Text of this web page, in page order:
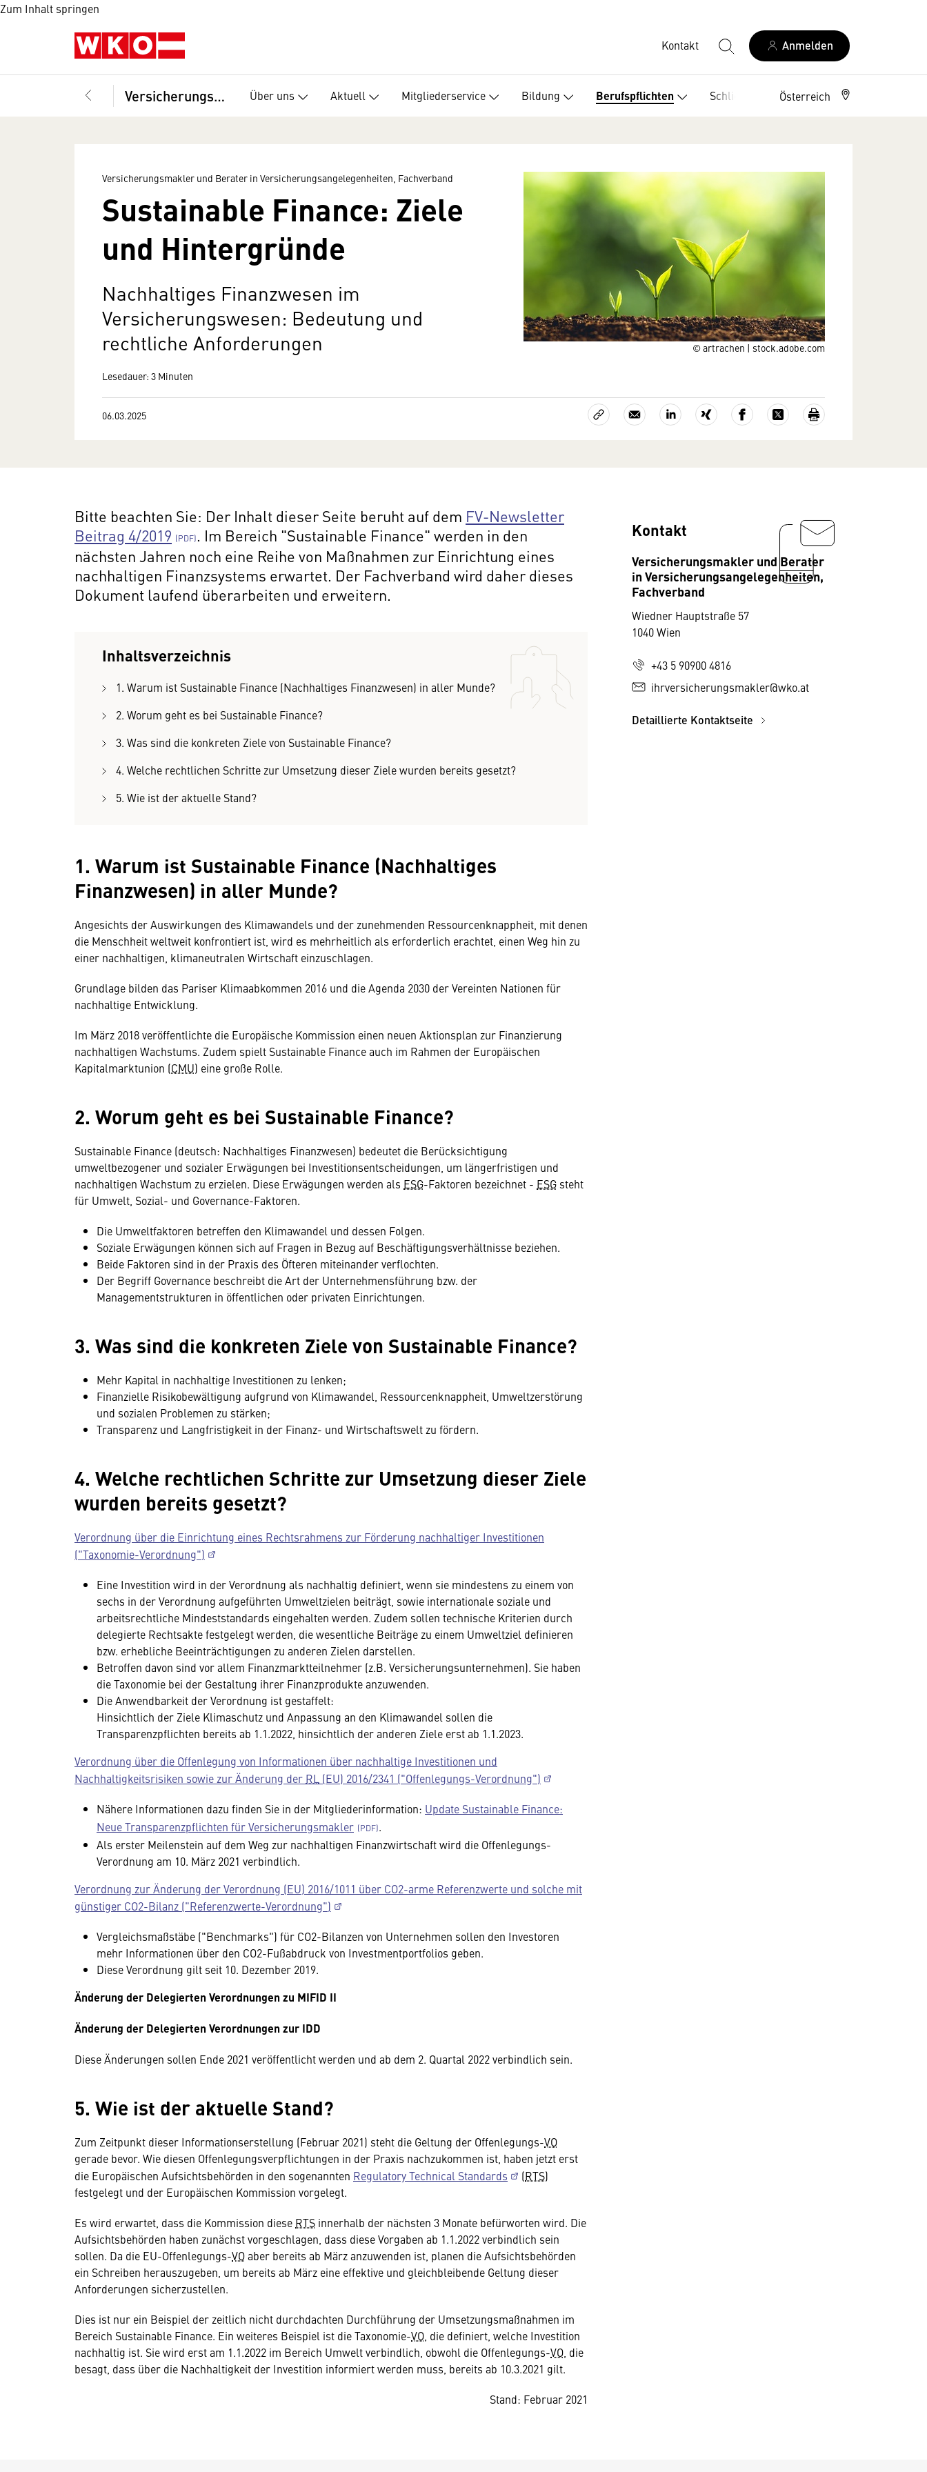
Zum Inhalt springen
Kontakt Anmelden
Versicherungsmakler und Berater in Versicherungsangelegenheiten, Fachverband Über uns Aktuell Mitgliederservice Bildung Berufspflichten SchlichtungsstellenÖsterreich
© artrachen | stock.adobe.com
Versicherungsmakler und Berater in Versicherungsangelegenheiten, Fachverband
Sustainable Finance: Ziele
und Hintergründe
Nachhaltiges Finanzwesen im
Versicherungswesen: Bedeutung und
rechtliche Anforderungen
Lesedauer: 3 Minuten
06.03.2025
Bitte beachten Sie: Der Inhalt dieser Seite beruht auf dem FV-Newsletter
Beitrag 4/2019
. Im Bereich "Sustainable Finance" werden in den
nächsten Jahren noch eine Reihe von Maßnahmen zur Einrichtung eines
nachhaltigen Finanzsystems erwartet. Der Fachverband wird daher dieses
Dokument laufend überarbeiten und erweitern.
Inhaltsverzeichnis
1. Warum ist Sustainable Finance (Nachhaltiges Finanzwesen) in aller Munde?
2. Worum geht es bei Sustainable Finance?
3. Was sind die konkreten Ziele von Sustainable Finance?
4. Welche rechtlichen Schritte zur Umsetzung dieser Ziele wurden bereits gesetzt?
5. Wie ist der aktuelle Stand?
1. Warum ist Sustainable Finance (Nachhaltiges
Finanzwesen) in aller Munde?
Angesichts der Auswirkungen des Klimawandels und der zunehmenden Ressourcenknappheit, mit denen
die Menschheit weltweit konfrontiert ist, wird es mehrheitlich als erforderlich erachtet, einen Weg hin zu
einer nachhaltigen, klimaneutralen Wirtschaft einzuschlagen.
Grundlage bilden das Pariser Klimaabkommen 2016 und die Agenda 2030 der Vereinten Nationen für
nachhaltige Entwicklung.
Im März 2018 veröffentlichte die Europäische Kommission einen neuen Aktionsplan zur Finanzierung
nachhaltigen Wachstums. Zudem spielt Sustainable Finance auch im Rahmen der Europäischen
Kapitalmarktunion (CMU) eine große Rolle.
2. Worum geht es bei Sustainable Finance?
Sustainable Finance (deutsch: Nachhaltiges Finanzwesen) bedeutet die Berücksichtigung
umweltbezogener und sozialer Erwägungen bei Investitionsentscheidungen, um längerfristigen und
nachhaltigen Wachstum zu erzielen. Diese Erwägungen werden als ESG-Faktoren bezeichnet - ESG steht
für Umwelt, Sozial- und Governance-Faktoren.
Die Umweltfaktoren betreffen den Klimawandel und dessen Folgen.
Soziale Erwägungen können sich auf Fragen in Bezug auf Beschäftigungsverhältnisse beziehen.
Beide Faktoren sind in der Praxis des Öfteren miteinander verflochten.
Der Begriff Governance beschreibt die Art der Unternehmensführung bzw. der
Managementstrukturen in öffentlichen oder privaten Einrichtungen.
3. Was sind die konkreten Ziele von Sustainable Finance?
Mehr Kapital in nachhaltige Investitionen zu lenken;
Finanzielle Risikobewältigung aufgrund von Klimawandel, Ressourcenknappheit, Umweltzerstörung
und sozialen Problemen zu stärken;
Transparenz und Langfristigkeit in der Finanz- und Wirtschaftswelt zu fördern.
4. Welche rechtlichen Schritte zur Umsetzung dieser Ziele
wurden bereits gesetzt?
Verordnung über die Einrichtung eines Rechtsrahmens zur Förderung nachhaltiger Investitionen
("Taxonomie-Verordnung")
Eine Investition wird in der Verordnung als nachhaltig definiert, wenn sie mindestens zu einem von
sechs in der Verordnung aufgeführten Umweltzielen beiträgt, sowie internationale soziale und
arbeitsrechtliche Mindeststandards eingehalten werden. Zudem sollen technische Kriterien durch
delegierte Rechtsakte festgelegt werden, die wesentliche Beiträge zu einem Umweltziel definieren
bzw. erhebliche Beeinträchtigungen zu anderen Zielen darstellen.
Betroffen davon sind vor allem Finanzmarktteilnehmer (z.B. Versicherungsunternehmen). Sie haben
die Taxonomie bei der Gestaltung ihrer Finanzprodukte anzuwenden.
Die Anwendbarkeit der Verordnung ist gestaffelt:
Hinsichtlich der Ziele Klimaschutz und Anpassung an den Klimawandel sollen die
Transparenzpflichten bereits ab 1.1.2022, hinsichtlich der anderen Ziele erst ab 1.1.2023.
Verordnung über die Offenlegung von Informationen über nachhaltige Investitionen und
Nachhaltigkeitsrisiken sowie zur Änderung der RL (EU) 2016/2341 ("Offenlegungs-Verordnung")
Nähere Informationen dazu finden Sie in der Mitgliederinformation: Update Sustainable Finance:
Neue Transparenzpflichten für Versicherungsmakler
.
Als erster Meilenstein auf dem Weg zur nachhaltigen Finanzwirtschaft wird die Offenlegungs-
Verordnung am 10. März 2021 verbindlich.
Verordnung zur Änderung der Verordnung (EU) 2016/1011 über CO2-arme Referenzwerte und solche mit
günstiger CO2-Bilanz ("Referenzwerte-Verordnung")
Vergleichsmaßstäbe ("Benchmarks") für CO2-Bilanzen von Unternehmen sollen den Investoren
mehr Informationen über den CO2-Fußabdruck von Investmentportfolios geben.
Diese Verordnung gilt seit 10. Dezember 2019.
Änderung der Delegierten Verordnungen zu MIFID II
Änderung der Delegierten Verordnungen zur IDD
Diese Änderungen sollen Ende 2021 veröffentlicht werden und ab dem 2. Quartal 2022 verbindlich sein.
5. Wie ist der aktuelle Stand?
Zum Zeitpunkt dieser Informationserstellung (Februar 2021) steht die Geltung der Offenlegungs-VO
gerade bevor. Wie diesen Offenlegungsverpflichtungen in der Praxis nachzukommen ist, haben jetzt erst
die Europäischen Aufsichtsbehörden in den sogenannten Regulatory Technical Standards (RTS)
festgelegt und der Europäischen Kommission vorgelegt.
Es wird erwartet, dass die Kommission diese RTS innerhalb der nächsten 3 Monate befürworten wird. Die
Aufsichtsbehörden haben zunächst vorgeschlagen, dass diese Vorgaben ab 1.1.2022 verbindlich sein
sollen. Da die EU-Offenlegungs-VOaber bereits ab März anzuwenden ist, planen die Aufsichtsbehörden
ein Schreiben herauszugeben, um bereits ab März eine effektive und gleichbleibende Geltung dieser
Anforderungen sicherzustellen.
Dies ist nur ein Beispiel der zeitlich nicht durchdachten Durchführung der Umsetzungsmaßnahmen im
Bereich Sustainable Finance. Ein weiteres Beispiel ist die Taxonomie-VO , die definiert, welche Investition
nachhaltig ist. Sie wird erst am 1.1.2022 im Bereich Umwelt verbindlich, obwohl die Offenlegungs-VO , die
besagt, dass über die Nachhaltigkeit der Investition informiert werden muss, bereits ab 10.3.2021 gilt.
Stand: Februar 2021
Kontakt
Versicherungsmakler und Berater
in Versicherungsangelegenheiten,
Fachverband
Wiedner Hauptstraße 57
1040 Wien
+43 5 90900 4816
ihrversicherungsmakler@wko.at
Detaillierte Kontaktseite